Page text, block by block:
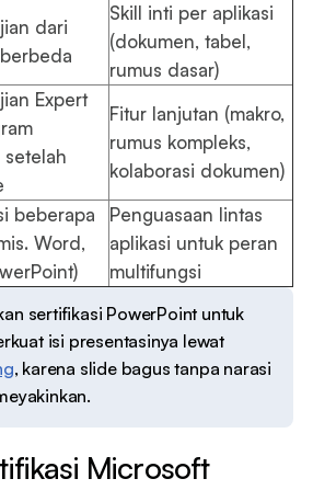
dari
Skill inti per aplikasi
(dokumen, tabel,
rumus dasar)
Expert
Fitur lanjutan (makro,
rumus kompleks,
kolaborasi dokumen)
beberapa
Word,
Penguasaan lintas
aplikasi untuk peran
multifungsi
sertifikasi PowerPoint untuk
isi presentasinya lewat
, karena slide bagus tanpa narasi
Microsoft